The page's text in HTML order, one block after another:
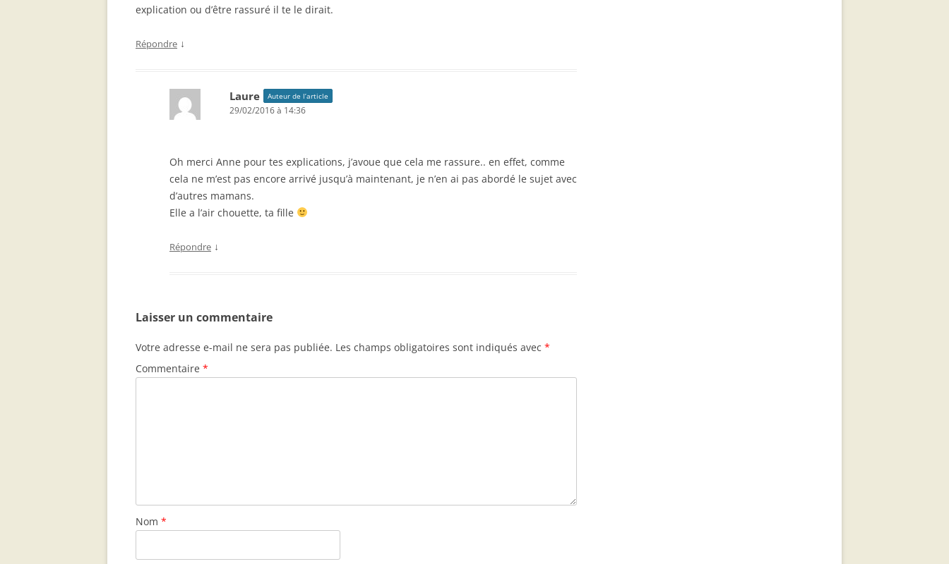
explication ou d’être rassuré il te le dirait.
Répondre ↓
Laure Auteur de l’article
29/02/2016 à 14:36
Oh merci Anne pour tes explications, j’avoue que cela me rassure.. en effet, comme
cela ne m’est pas encore arrivé jusqu’à maintenant, je n’en ai pas abordé le sujet avec
d’autres mamans.
Elle a l’air chouette, ta fille
Répondre ↓
Laisser un commentaire
Votre adresse e-mail ne sera pas publiée. Les champs obligatoires sont indiqués avec *
Commentaire *
Nom *